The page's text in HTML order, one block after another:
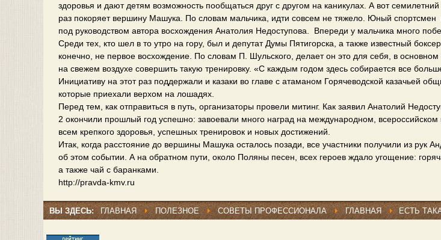
здоровья и дают детям возможность пообщаться друг с другом на каникулах. А вот
раз покоряет вершину Машука. По словам мальчика, идти совсем не тяжело. Юный спортсмен
под руководством автора восхождения Анатолия Недоступова. Впереди у мальчика много
Среди тех, кто шел в то утро на гору, был и депутат Думы Пятигорска, а также известный
конечно, не первое восхождение. По словам П. Шульского, делает он это для себя, в
на свежем воздухе совершить такую тренировку. «С каждым годом здесь собирается все
Инициативу на этот раз поддержали и казаки во главе с атаманом Горячеводской казачьей
которые приехали верхом на лошадях.
Перед тем, как отправиться в путь, организаторы провели митинг. Как заявил Анатолий
2 окончили прошлый год успешно: завоевали много наград на международном,
всем крепкого здоровья, успешных тренировок и новых достижений.
Итак, когда расстояние до вершины Машука осталось позади, все участники получили из рук
об этом событии. А на обратном пути, около Поляны песен, всех героев ждало угощение:
а также чай с баранками.
http://pravda-kmv.ru
ВЫ ЗДЕСЬ: ГЛАВНАЯ ПОЛЕЗНОЕ СОВЕТЫ ПРОФЕССИОНАЛА ГЛАВНАЯ ЕСТЬ